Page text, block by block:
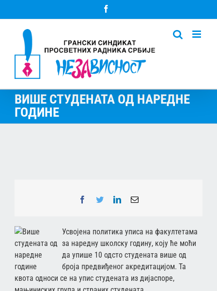
to
ВИШЕ СТУДЕНАТА ОД НАРЕДНЕ
ГОДИНЕ
Facebook
TwitterLinkedInEmail
Усвојена политика уписа на факултетама
за наредну школску годину, коју ће моћи
да упише 10 одсто студената више од
броја предвиђеног акредитацијом. Та
квота односи се на упис студената из дијаспоре,